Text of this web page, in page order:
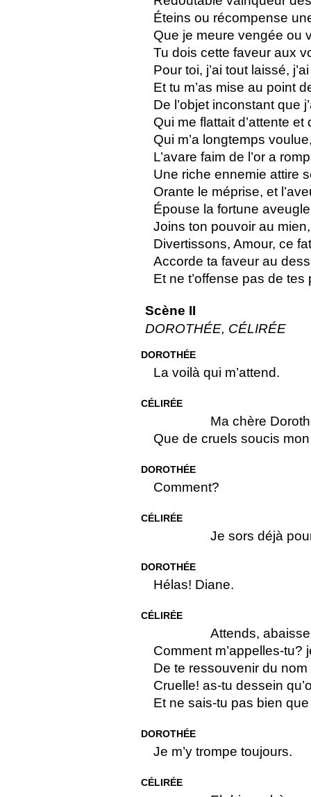
Éteins ou récompense
Que je meure vengée ou
Tu dois cette faveur aux
Pour toi, j’ai tout laissé,
Et tu m’as mise au point
De l’objet inconstant que
Qui me flattait d’attente et
Qui m’a longtemps
L’avare faim de l’or a
Une riche ennemie attire
Orante le méprise, et
Épouse la fortune
Joins ton pouvoir au
Divertissons, Amour, ce
Accorde ta faveur au
Et ne t’offense pas de tes
Scène II
DOROTHÉE, CÉLIRÉE
DOROTHÉE
La voilà qui m’attend.
CÉLIRÉE
Ma chère
Que de cruels soucis
DOROTHÉE
Comment?
CÉLIRÉE
Je sors déjà
DOROTHÉE
Hélas! Diane.
CÉLIRÉE
Attends,
Comment m’appelles-tu?
De te ressouvenir du nom
Cruelle! as-tu dessein
Et ne sais-tu pas bien que
DOROTHÉE
Je m’y trompe toujours.
CÉLIRÉE